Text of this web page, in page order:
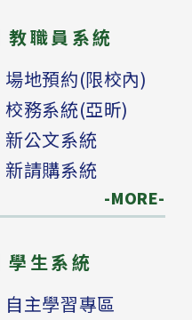
教職員系統
場地預約(限校內)
校務系統(亞昕)
新公文系統
新請購系統
-MORE-
學生系統
自主學習專區